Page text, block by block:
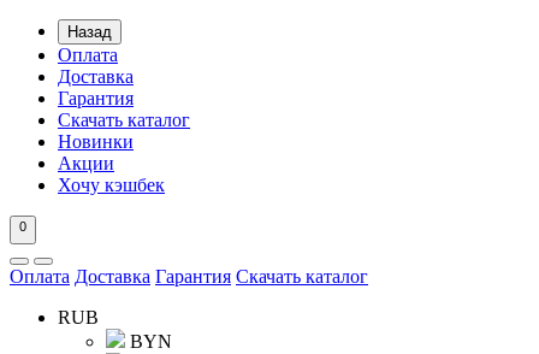
Назад
Оплата
Доставка
Гарантия
Скачать каталог
Новинки
Акции
Хочу кэшбек
0
Оплата Доставка Гарантия Скачать каталог
RUB
BYN